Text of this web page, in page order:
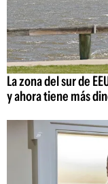
La zona del sur de
y ahora tiene más